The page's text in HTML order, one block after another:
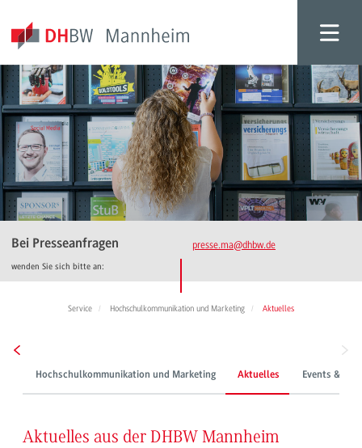
Bei Presseanfragen
wenden Sie sich bitte an:
presse.ma@dhbw.de
Service Hochschulkommunikation und Marketing Aktuelles
Hochschulkommunikation und Marketing Aktuelles Events &
Aktuelles aus der DHBW Mannheim